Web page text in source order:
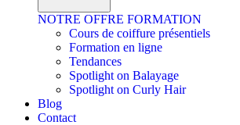
NOTRE OFFRE FORMATION
Cours de coiffure présentiels
Formation en ligne
Tendances
Spotlight on Balayage
Spotlight on Curly Hair
Blog
Contact